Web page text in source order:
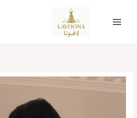
المحتوى